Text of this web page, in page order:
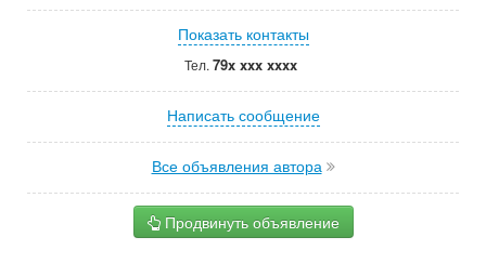
Показать контакты
Тел. 79x xxx xxxx
Написать сообщение
Все объявления автора
Продвинуть объявление